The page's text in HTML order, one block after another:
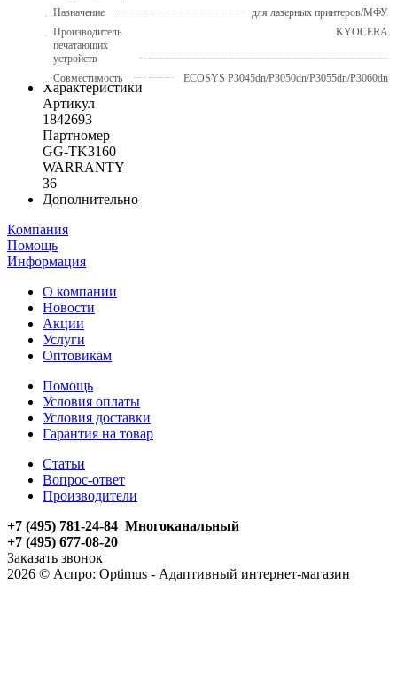
Назначение
для лазерных принтеров/МФУ
Производитель
печатающих
устройств
KYOCERA
Совместимость ECOSYS P3045dn/P3050dn/P3055dn/P3060dn
Характеристики
Артикул
1842693
Партномер
GG-TK3160
WARRANTY
36
Дополнительно
Компания
Помощь
Информация
О компании
Новости
Акции
Услуги
Оптовикам
Помощь
Условия оплаты
Условия доставки
Гарантия на товар
Статьи
Вопрос-ответ
Производители
+7 (495) 781-24-84 Многоканальный
+7 (495) 677-08-20
Заказать звонок
2026 © Аспро: Optimus - Адаптивный интернет-магазин